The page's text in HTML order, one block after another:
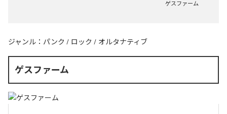
ゲスファーム
ジャンル： パンク / ロック / オルタナティブ
ゲスファーム